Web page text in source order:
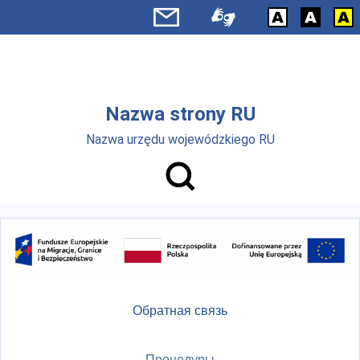
Перейти к основному содержанию
Nazwa strony RU
Nazwa urzędu wojewódzkiego RU
Обратная связь